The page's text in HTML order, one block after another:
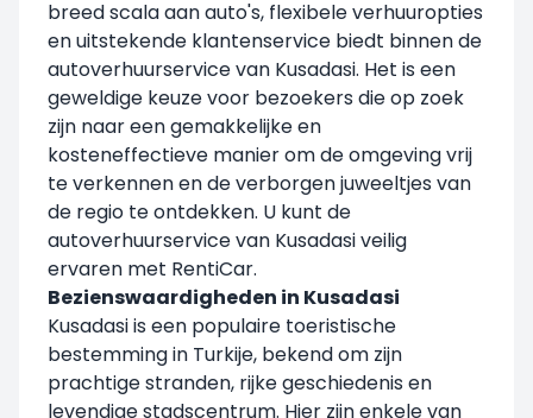
breed scala aan auto's, flexibele verhuuropties
en uitstekende klantenservice biedt binnen de
autoverhuurservice van Kusadasi. Het is een
geweldige keuze voor bezoekers die op zoek
zijn naar een gemakkelijke en
kosteneffectieve manier om de omgeving vrij
te verkennen en de verborgen juweeltjes van
de regio te ontdekken. U kunt de
autoverhuurservice van Kusadasi veilig
ervaren met RentiCar.
Bezienswaardigheden in Kusadasi
Kusadasi is een populaire toeristische
bestemming in Turkije, bekend om zijn
prachtige stranden, rijke geschiedenis en
levendige stadscentrum. Hier zijn enkele van